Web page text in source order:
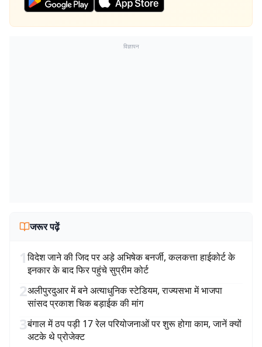
विज्ञापन
जरूर पढ़ें
1विदेश जाने की जिद पर अड़े अभिषेक बनर्जी, कलकत्ता हाईकोर्ट के
इनकार के बाद फिर पहुंचे सुप्रीम कोर्ट
2अलीपुरदुआर में बने अत्याधुनिक स्टेडियम, राज्यसभा में भाजपा
सांसद प्रकाश चिक बड़ाईक की मांग
3बंगाल में ठप पड़ी 17 रेल परियोजनाओं पर शुरू होगा काम, जानें क्यों
अटके थे प्रोजेक्ट